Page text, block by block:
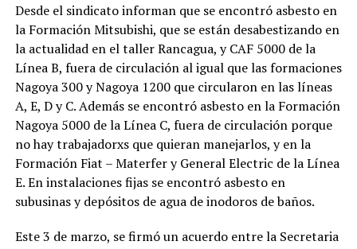
Desde el sindicato informan que se encontró asbesto en
la Formación Mitsubishi, que se están desabestizando en
la actualidad en el taller Rancagua, y CAF 5000 de la
Línea B, fuera de circulación al igual que las formaciones
Nagoya 300 y Nagoya 1200 que circularon en las líneas
A, E, D y C. Además se encontró asbesto en la Formación
Nagoya 5000 de la Línea C, fuera de circulación porque
no hay trabajadorxs que quieran manejarlos, y en la
Formación Fiat – Materfer y General Electric de la Línea
E. En instalaciones fijas se encontró asbesto en
subusinas y depósitos de agua de inodoros de baños.
Este 3 de marzo, se firmó un acuerdo entre la Secretaria